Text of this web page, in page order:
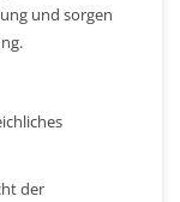
und sorgen
der